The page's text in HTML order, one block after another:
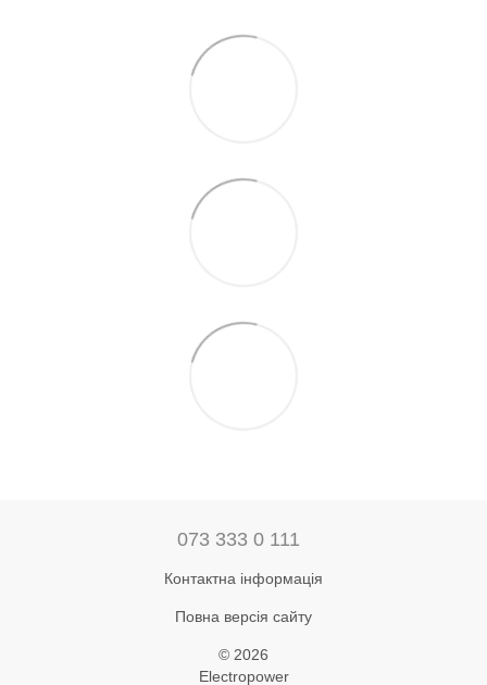
073 333 0 111
Контактна інформація
Повна версія сайту
© 2026
Electropower